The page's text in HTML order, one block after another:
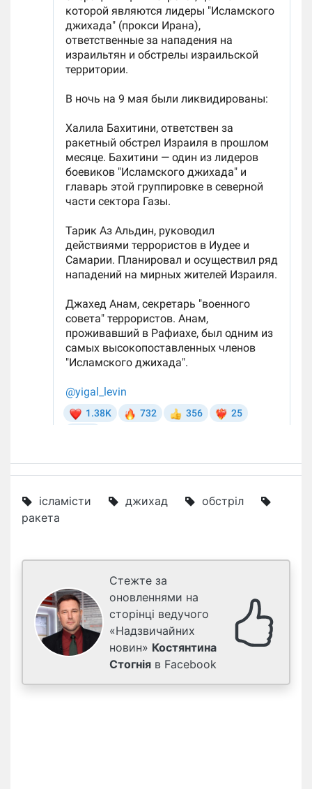
ісламісти джихад
обстріл
ракета
Стежте за
оновленнями на
сторінці ведучого
«Надзвичайних
новин» Костянтина
Стогнія в Facebook